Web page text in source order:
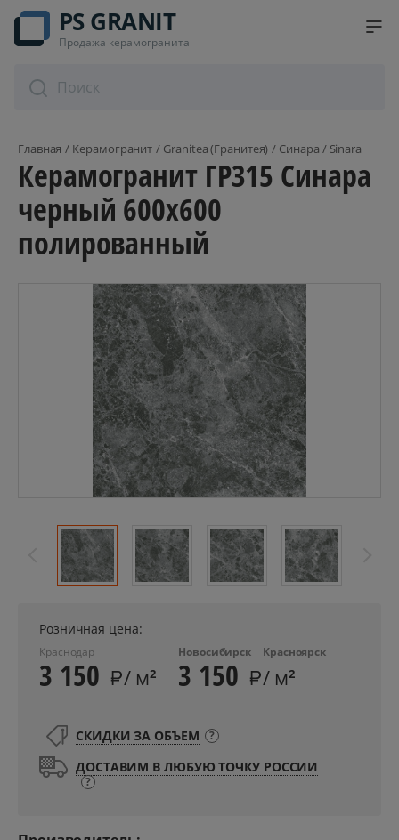
PS GRANIT
Продажа керамогранита
Главная Керамогранит Granitea (Гранитея) Синара / Sinara
Керамогранит ГР315 Синара
черный 600х600
полированный
Розничная цена:
Краснодар
3 150 / м2
Новосибирск Красноярск
3 150 / м2
СКИДКИ ЗА ОБЪЕМ ?
ДОСТАВИМ В ЛЮБУЮ ТОЧКУ РОССИИ
?